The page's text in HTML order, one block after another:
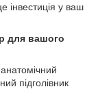
інвестиція у ваш
для вашого
підголівник